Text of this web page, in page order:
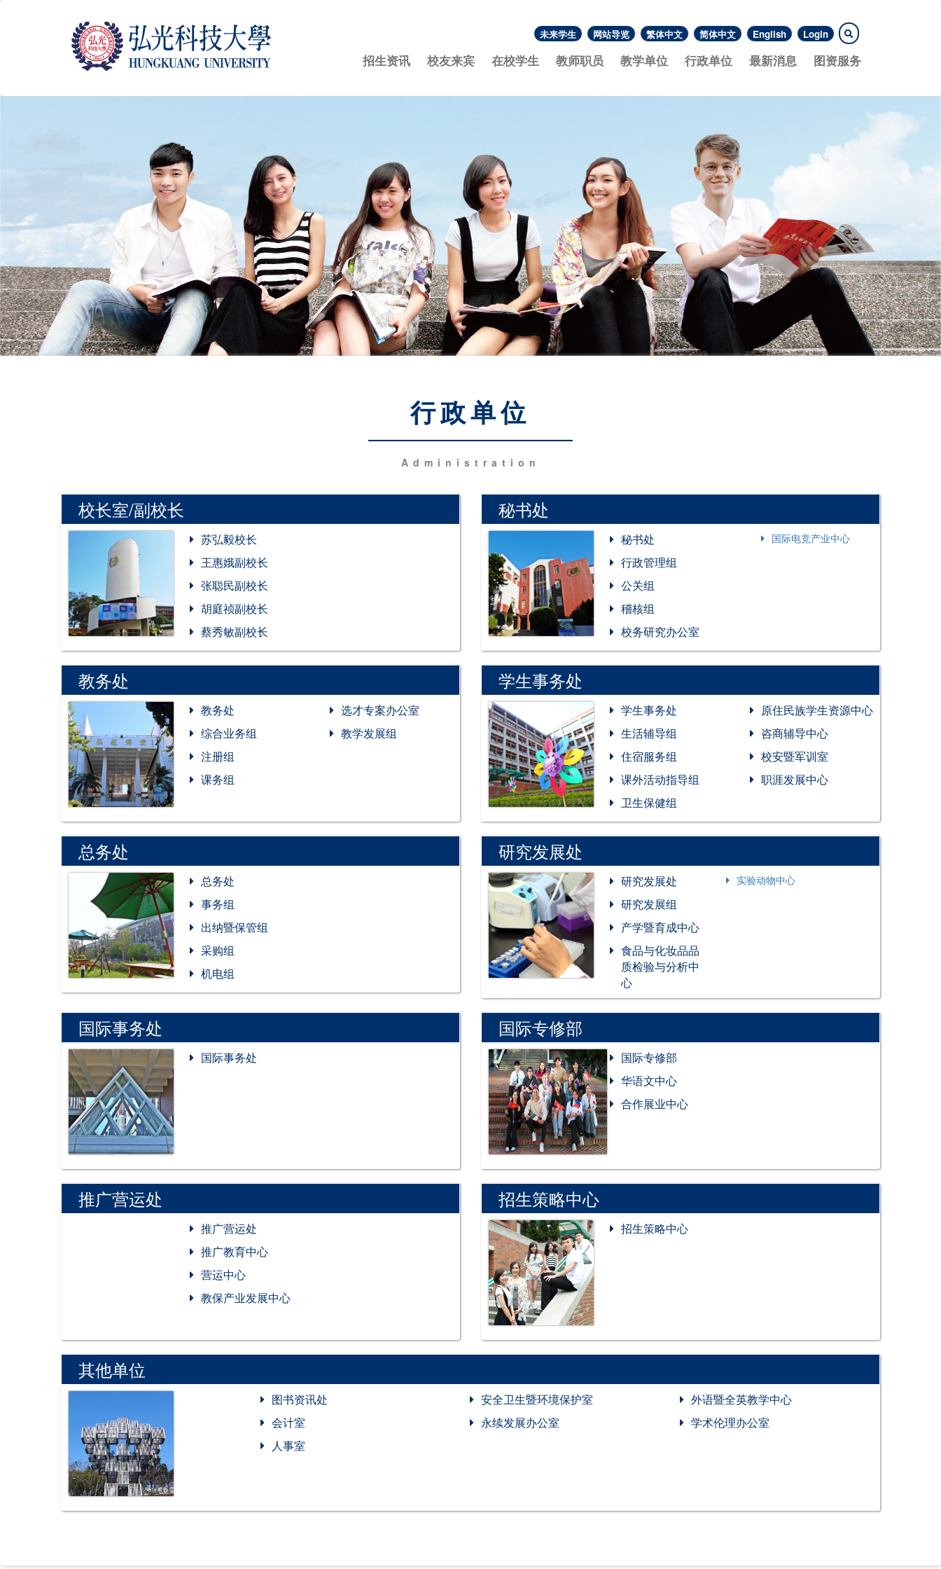
内
:::
未来学生 网站导览 繁体中文 简体中文 English Login
招生资讯 校友来宾 在校学生 教师职员 教学单位 行政单位 最新消息 图资服务
行政单位
Administration
校长室/副校长
苏弘毅校长
王惠娥副校长
张聪民副校长
胡庭祯副校长
蔡秀敏副校长
秘书处
秘书处
行政管理组
公关组
稽核组
校务研究办公室
国际电竞产业中心
教务处
教务处
综合业务组
注册组
课务组
选才专案办公室
教学发展组
学生事务处
学生事务处
生活辅导组
住宿服务组
课外活动指导组
卫生保健组
原住民族学生资源中心
咨商辅导中心
校安暨军训室
职涯发展中心
总务处
总务处
事务组
出纳暨保管组
采购组
机电组
研究发展处
研究发展处
研究发展组
产学暨育成中心
食品与化妆品品
质检验与分析中
心
实验动物中心
国际事务处
国际事务处
国际专修部
国际专修部
华语文中心
合作展业中心
推广营运处
推广营运处
推广教育中心
营运中心
教保产业发展中心
招生策略中心
招生策略中心
其他单位
图书资讯处
会计室
人事室
安全卫生暨环境保护室
永续发展办公室
外语暨全英教学中心
学术伦理办公室